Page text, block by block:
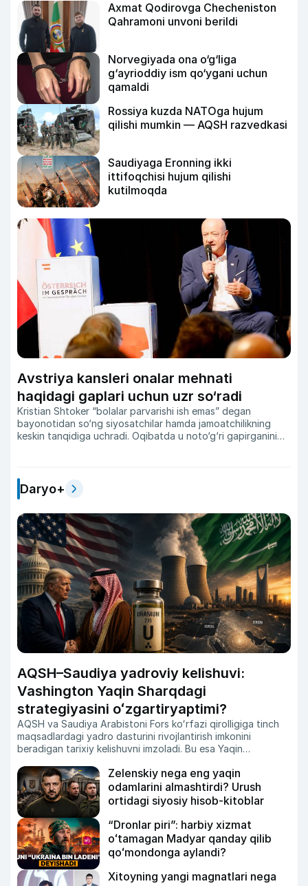
Axmat Qodirovga Checheniston
Qahramoni unvoni berildi
Norvegiyada ona o‘g‘liga
g‘ayrioddiy ism qo‘ygani uchun
qamaldi
Rossiya kuzda NATOga hujum
qilishi mumkin — AQSH razvedkasi
Saudiyaga Eronning ikki
ittifoqchisi hujum qilishi
kutilmoqda
Avstriya kansleri onalar mehnati
haqidagi gaplari uchun uzr so‘radi
Kristian Shtoker “bolalar parvarishi ish emas” degan
bayonotidan so‘ng siyosatchilar hamda jamoatchilikning
keskin tanqidiga uchradi. Oqibatda u noto‘g‘ri gapirganini
Daryo+
AQSH–Saudiya yadroviy kelishuvi:
Vashington Yaqin Sharqdagi
strategiyasini oʻzgartiryaptimi?
AQSH va Saudiya Arabistoni Fors koʻrfazi qirolligiga tinch
maqsadlardagi yadro dasturini rivojlantirish imkonini
beradigan tarixiy kelishuvni imzoladi. Bu esa Yaqin
masalasida yangi savollarni kun tartibiga olib chiqmoqda.
Zero, Isroil Eronning uranni boyitish dasturini oʻz milliy
xavfsizligiga tahdid sifatida baholab keladi.Xoʻsh, nega
Vashington endi Ar-Riyodga aynan shunday imkoniyatni
taqdim etmoqda?
Zelenskiy nega eng yaqin
odamlarini almashtirdi? Urush
ortidagi siyosiy hisob-kitoblar
“Dronlar piri”: harbiy xizmat
oʻtamagan Madyar qanday qilib
qoʻmondonga aylandi?
Xitoyning yangi magnatlari nega